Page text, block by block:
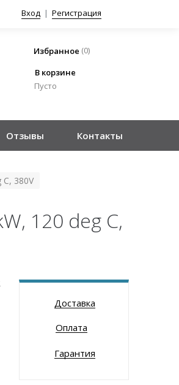
Вход | Регистрация
Избранное (0)
В корзине
Пусто
Отзывы Контакты
380V
120 deg C,
Доставка
Оплата
Гарантия